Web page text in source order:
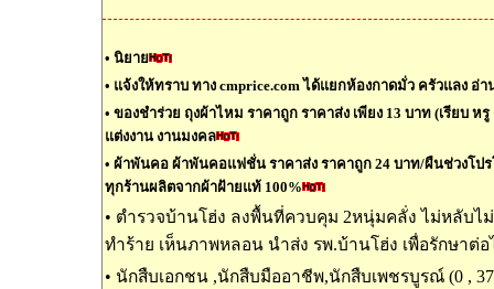
• นิยาย
• แจ้งให้ทราบ ทาง cmprice.com ได้แยกห้องกาดมั่ว ครัวแลง อ่
• ของชำร่วย ถุงผ้าไหม ราคาถูก ราคาส่ง เพียง 13 บาท (เรียบ ห
แต่งงาน งานมงคล
• ผ้าพันคอ ผ้าพันคอแฟชั่น ราคาส่ง ราคาถูก 24 บาท/ผืนช่วงโป
ทุกร้านผลิตจากผ้าฝ้ายแท้ 100%
• ตำรวจบ้านโฮ่ง ลงพื้นที่ควบคุม 2หนุ่มคลั่ง ไม่หลับ
ทำร้าย เห็นภาพหลอน นำส่ง รพ.บ้านโฮ่ง เพื่อรักษาต่อ
• นักสืบเอกชน ,นักสืบมืออาชีพ,นักสืบเพชรบูรณ์ (0 ,